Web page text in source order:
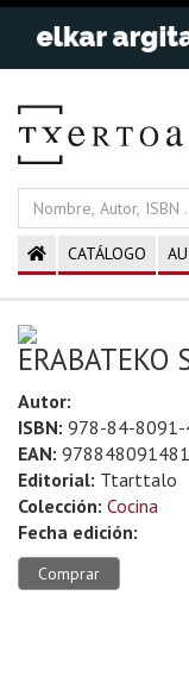
CATÁLOGO
ERABATEKO
Autor:
ISBN: 978-84-
EAN:
Editorial: Ttarttalo
Colección: Cocina
Fecha edición:
Comprar